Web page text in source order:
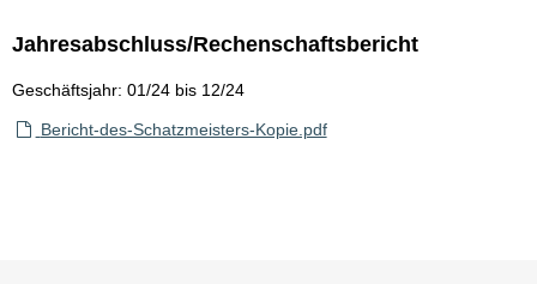
Jahresabschluss/Rechenschaftsbericht
Geschäftsjahr: 01/24 bis 12/24
Bericht-des-Schatzmeisters-Kopie.pdf